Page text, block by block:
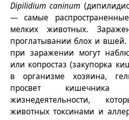
Dipilidium caninum
— самые
мелких животных.
проглатывании блох и
при заражении могут
или копростаз (закупорка
в организме хозяина,
просвет кишечника
жизнедеятельности,
животных токсинами и